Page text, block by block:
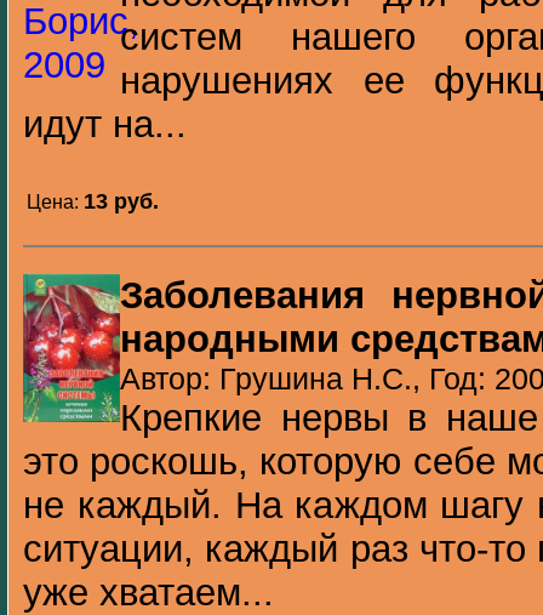
систем нашего
нарушениях ее
идут на...
Цена: 13 pуб.
Заболевания
народными
Автор: Грушина Н.С., Год:
Крепкие нервы в
это роскошь, которую себе
не каждый. На каждом шагу
ситуации, каждый раз что-
уже хватаем...